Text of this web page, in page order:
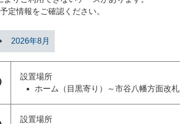
定情報をご確認ください。
2026年8月
設置場所
ホーム（目黒寄り）～市谷八幡方面改札
設置場所